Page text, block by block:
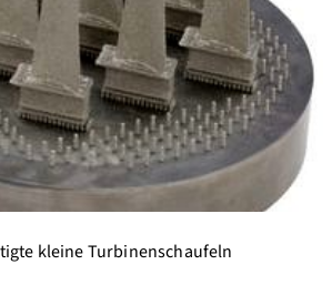
kleine Turbinenschaufeln